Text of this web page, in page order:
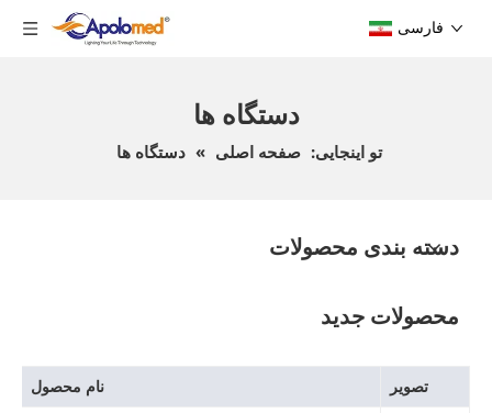
فارسی
دستگاه ها
تو اینجایی: صفحه اصلی » دستگاه ها
دسته بندی محصولات
محصولات جدید
تصویر نام محصول